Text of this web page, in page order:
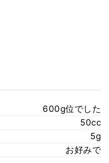
600g位でした
50cc
5g
お好みで